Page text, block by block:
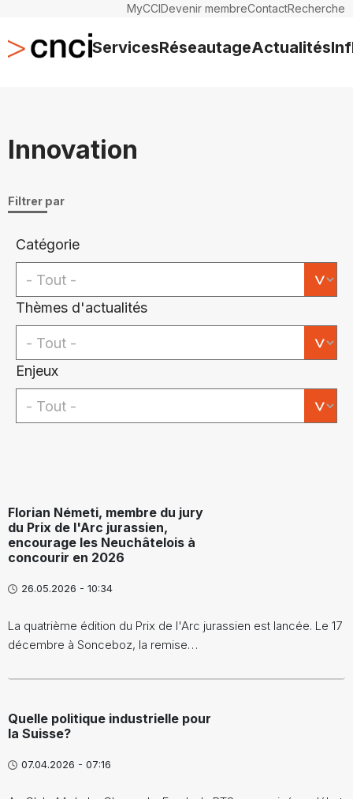
MyCCIDevenir membreContactRecherche
ServicesRéseautageActualités
Innovation
Filtrer par
Catégorie
Thèmes d'actualités
Enjeux
Florian Németi, membre du jury
du Prix de l'Arc jurassien,
encourage les Neuchâtelois à
concourir en 2026
26.05.2026 - 10:34
La quatrième édition du Prix de l'Arc jurassien est lancée. Le 17
décembre à Sonceboz, la remise…
Quelle politique industrielle pour
la Suisse?
07.04.2026 - 07:16